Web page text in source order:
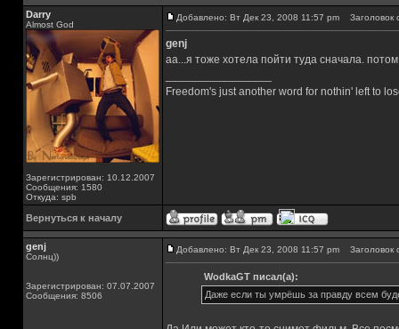
Darry
Almost God
Зарегистрирован: 10.12.2007
Сообщения: 1580
Откуда: spb
Добавлено: Вт Дек 23, 2008 11:57 pm Заголовок
genj
аа...я тоже хотела пойти туда сначала.
Freedom's just another word for nothin' left to
Вернуться к началу
genj
Солнц))
Зарегистрирован: 07.07.2007
Сообщения: 8506
Добавлено: Вт Дек 23, 2008 11:57 pm Заголовок
WodkaGT писал(а):
Даже если ты умрёшь за правду всем